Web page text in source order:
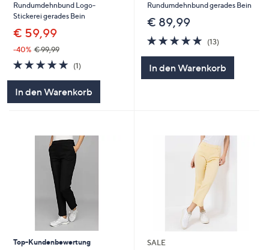
anzuzeigen.
Rundumdehnbund Logo-
Stickerei gerades Bein
€ 59,99
-40% € 99,99
5.0
von
(1)1
In den Warenkorb
Rundumdehnbund gerades Bein
€ 89,99
5.0
von
(13)13
In den Warenkorb
Top-Kundenbewertung
SALE